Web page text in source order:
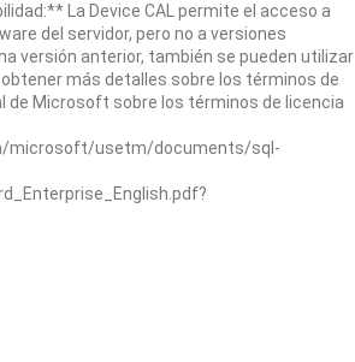
La Device CAL permite el acceso a
del servidor, pero no a versiones
versión anterior, también se pueden utilizar
más detalles sobre los términos de
de Microsoft sobre los términos de licencia
microsoft/usetm/documents/sql-